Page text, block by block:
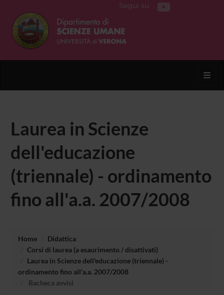
Segui su
Laurea in Scienze
dell'educazione
(triennale) - ordinamento
fino all'a.a. 2007/2008
Home
Didattica
Corsi di laurea (a esaurimento / disattivati)
Laurea in Scienze dell'educazione (triennale) -
ordinamento fino all'a.a. 2007/2008
Bacheca avvisi